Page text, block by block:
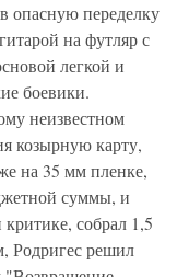
опасную переделку
на футляр с
легкой и
боевики.
неизвестном
козырную карту,
на 35 мм пленке,
суммы, и
собрал 1,5
Родригес решил